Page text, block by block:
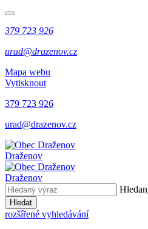
379 723 926
urad@drazenov.cz
Mapa webu
Vytisknout
379 723 926
urad@drazenov.cz
Draženov
Draženov
Hledat
rozšířené vyhledávání